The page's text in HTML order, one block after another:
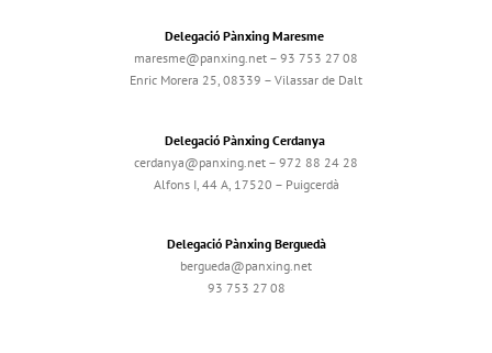
Delegació Pànxing Maresme
maresme@panxing.net – 93 753 27 08
Enric Morera 25, 08339 – Vilassar de Dalt
Delegació Pànxing Cerdanya
cerdanya@panxing.net – 972 88 24 28
Alfons I, 44 A, 17520 – Puigcerdà
Delegació Pànxing Berguedà
bergueda@panxing.net
93 753 27 08